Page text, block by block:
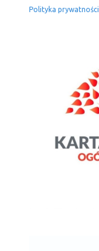
Polityka prywatności